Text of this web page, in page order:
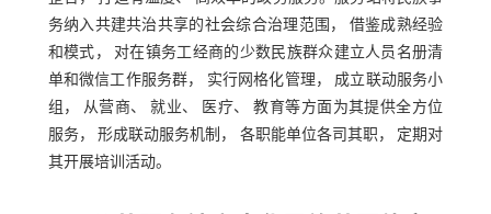
务纳入共建共治共享的社会综合治理范围， 借鉴成熟经验
和模式， 对在镇务工经商的少数民族群众建立人员名册清
单和微信工作服务群， 实行网格化管理， 成立联动服务小
组， 从营商、 就业、 医疗、 教育等方面为其提供全方位
服务， 形成联动服务机制， 各职能单位各司其职， 定期对
其开展培训活动。